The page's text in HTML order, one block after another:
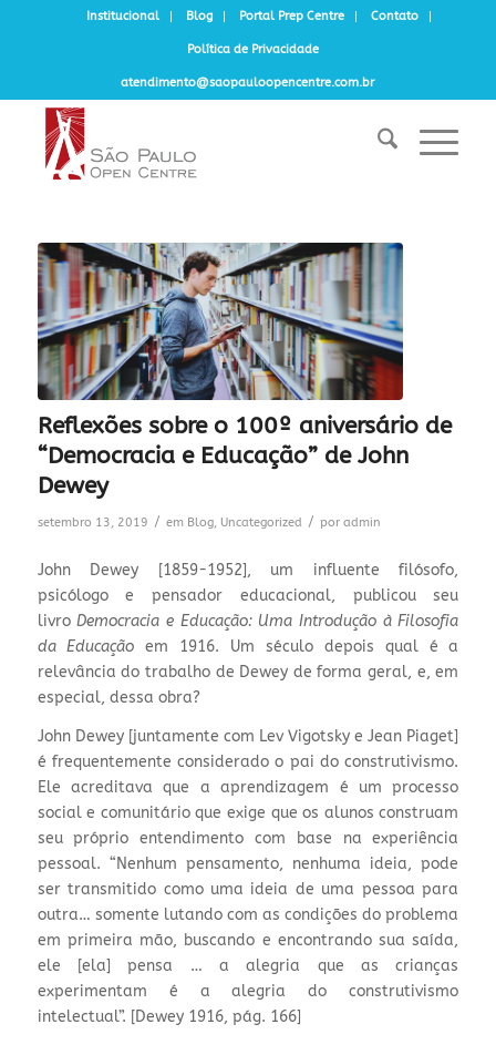
Institucional Blog Portal Prep Centre Contato
Política de Privacidade
atendimento@saopauloopencentre.com.br
Reflexões sobre o 100º aniversário de
“Democracia e Educação” de John
Dewey
setembro 13, 2019 / em Blog, Uncategorized / por admin
John Dewey [1859-1952], um influente filósofo,
psicólogo e pensador educacional, publicou seu
livroDemocracia e Educação: Uma Introdução à Filosofia
da Educação em 1916. Um século depois qual é a
relevância do trabalho de Dewey de forma geral, e, em
especial, dessa obra?
John Dewey [juntamente com Lev Vigotsky e Jean Piaget]
é frequentemente considerado o pai do construtivismo.
Ele acreditava que a aprendizagem é um processo
social e comunitário que exige que os alunos construam
seu próprio entendimento com base na experiência
pessoal. “Nenhum pensamento, nenhuma ideia, pode
ser transmitido como uma ideia de uma pessoa para
outra… somente lutando com as condições do problema
em primeira mão, buscando e encontrando sua saída,
ele [ela] pensa … a alegria que as crianças
experimentam é a alegria do construtivismo
intelectual”. [Dewey 1916, pág. 166]